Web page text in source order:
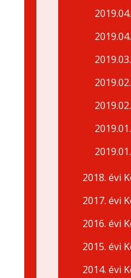
2018. évi
2017. évi
2016. évi
2015. évi
2014. évi